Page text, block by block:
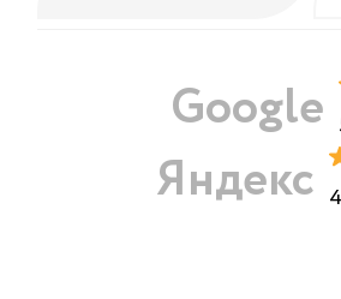
Google
Яндекс